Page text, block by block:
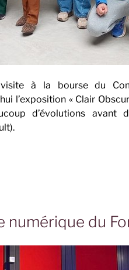
à la bourse du
l’exposition « Clair
d’évolutions avant
numérique du